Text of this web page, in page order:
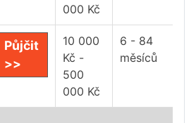
000 Kč
Půjčit
>>
10 000
Kč -
500
000 Kč
6 - 84
měsíců